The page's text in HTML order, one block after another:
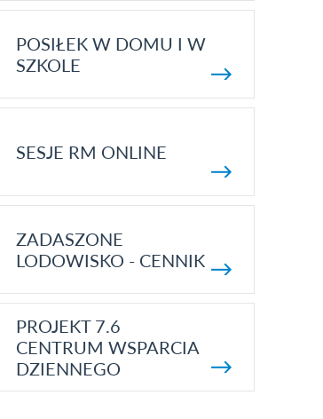
POSIŁEK W DOMU I W
SZKOLE
SESJE RM ONLINE
ZADASZONE
LODOWISKO - CENNIK
PROJEKT 7.6
CENTRUM WSPARCIA
DZIENNEGO